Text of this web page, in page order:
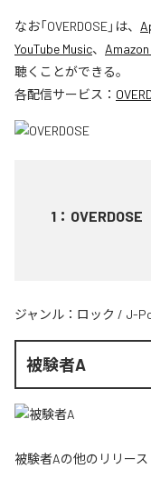
なお「OVERDOSE」は、
YouTube Music、
聴くことができる。
各配信サービス：
1 ： OVERDOSE
ジャンル： ロック / J-
被験者A
被験者Aの他のリリース